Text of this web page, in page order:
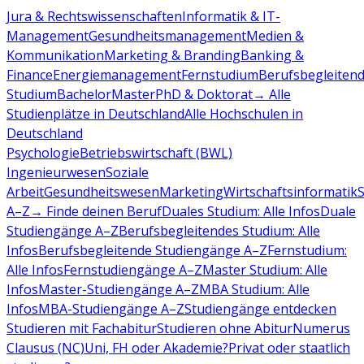
Jura & RechtswissenschaftenInformatik & IT-
ManagementGesundheitsmanagementMedien &
KommunikationMarketing & BrandingBanking &
FinanceEnergiemanagementFernstudiumBerufsbegleitend
StudiumBachelorMasterPhD & Doktorat→ Alle
Studienplätze in DeutschlandAlle Hochschulen in
Deutschland
PsychologieBetriebswirtschaft (BWL)
IngenieurwesenSoziale
ArbeitGesundheitswesenMarketingWirtschaftsinformatik
A–Z→ Finde deinen BerufDuales Studium: Alle InfosDuale
Studiengänge A–ZBerufsbegleitendes Studium: Alle
InfosBerufsbegleitende Studiengänge A–ZFernstudium:
Alle InfosFernstudiengänge A–ZMaster Studium: Alle
InfosMaster-Studiengänge A–ZMBA Studium: Alle
InfosMBA-Studiengänge A–ZStudiengänge entdecken
Studieren mit FachabiturStudieren ohne AbiturNumerus
Clausus (NC)Uni, FH oder Akademie?Privat oder staatlich